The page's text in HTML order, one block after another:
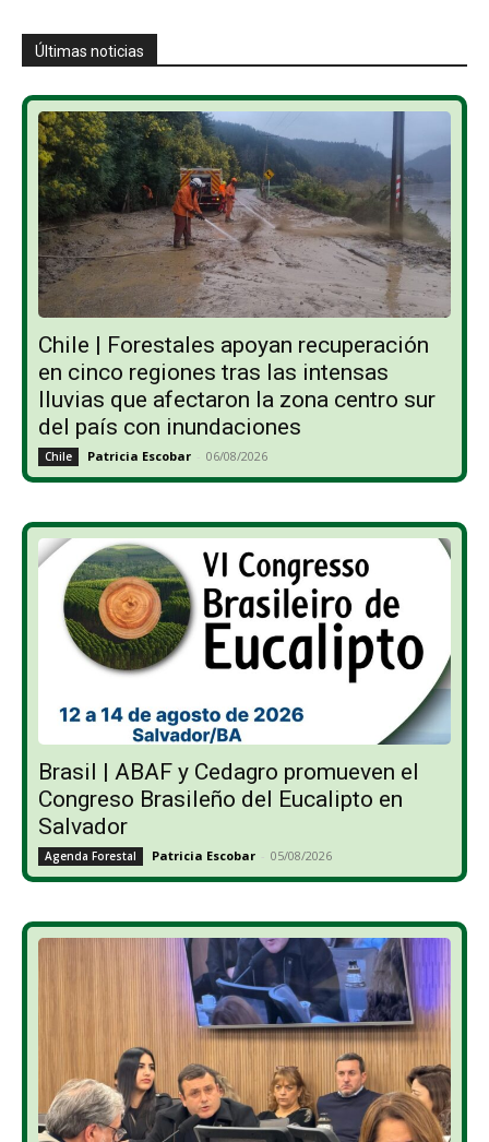
Últimas noticias
Chile | Forestales apoyan recuperación
en cinco regiones tras las intensas
lluvias que afectaron la zona centro sur
del país con inundaciones
Chile Patricia Escobar - 06/08/2026
Brasil | ABAF y Cedagro promueven el
Congreso Brasileño del Eucalipto en
Salvador
Agenda Forestal Patricia Escobar - 05/08/2026